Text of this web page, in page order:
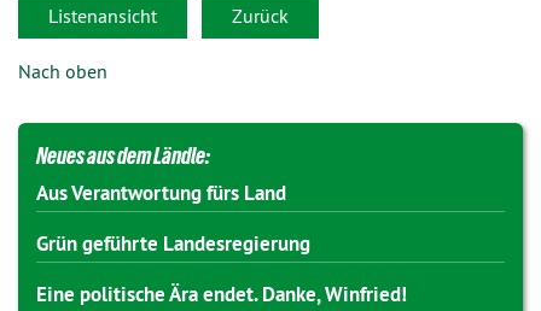
Listenansicht Zurück
Nach oben
Neues aus dem Ländle:
Aus Verantwortung fürs Land
Grün geführte Landesregierung
Eine politische Ära endet. Danke, Winfried!